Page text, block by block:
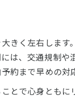
ムリザルトでモ
比較するヒルク
きく左右しま
は、交通規制
約まで早めの対
とで心身とも
お問い合わせは
お問い合わせは